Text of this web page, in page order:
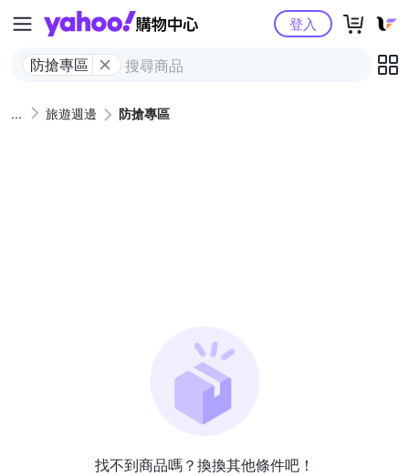
Yahoo購物中心
防搶專區
登入
旅遊週邊 防搶專區
找不到商品嗎？換換其他條件吧！